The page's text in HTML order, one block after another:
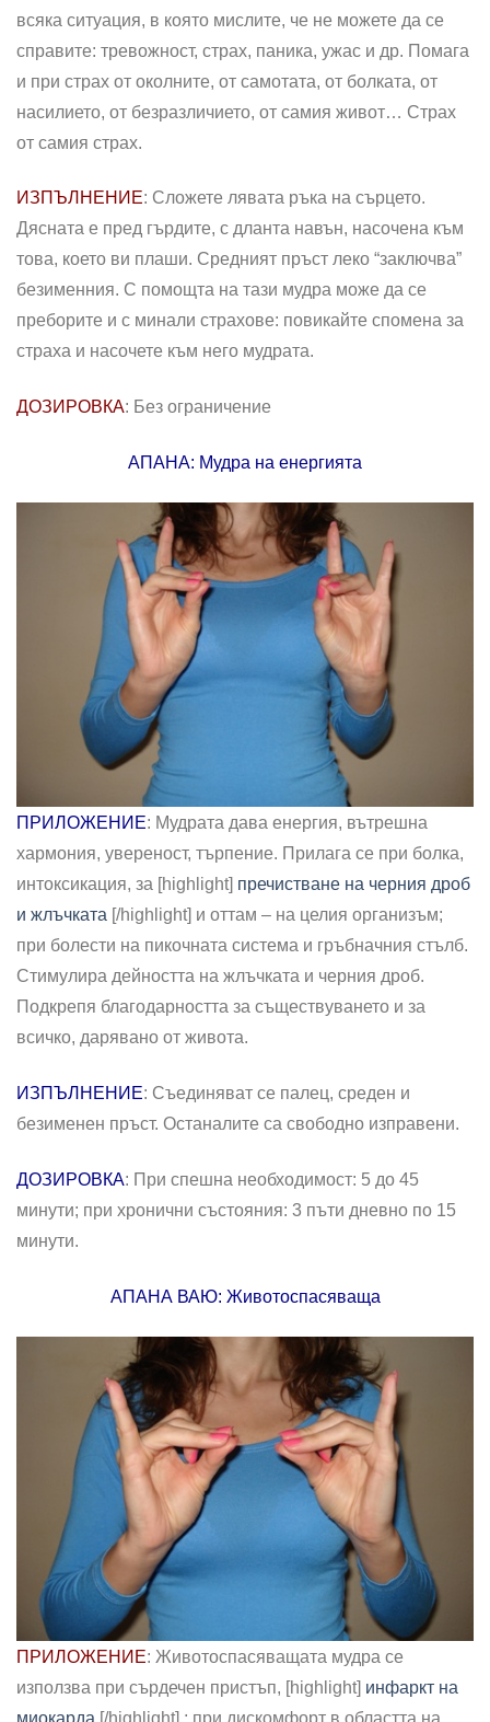
всяка ситуация, в която мислите, че не можете да се
справите: тревожност, страх, паника, ужас и др. Помага
и при страх от околните, от самотата, от болката, от
насилието, от безразличието, от самия живот… Страх
от самия страх.
ИЗПЪЛНЕНИЕ: Сложете лявата ръка на сърцето.
Дясната е пред гърдите, с дланта навън, насочена към
това, което ви плаши. Средният пръст леко “заключва”
безименния. С помощта на тази мудра може да се
преборите и с минали страхове: повикайте спомена за
страха и насочете към него мудрата.
ДОЗИРОВКА: Без ограничение
AПАНА: Мудра на енергията
ПРИЛОЖЕНИЕ: Мудрата дава енергия, вътрешна
хармония, увереност, търпение. Прилага се при болка,
интоксикация, за [highlight] пречистване на черния дроб
и жлъчката [/highlight] и оттам – на целия организъм;
при болести на пикочната система и гръбначния стълб.
Стимулира дейността на жлъчката и черния дроб.
Подкрепя благодарността за съществуването и за
всичко, дарявано от живота.
ИЗПЪЛНЕНИЕ: Съединяват се палец, среден и
безименен пръст. Останалите са свободно изправени.
ДОЗИРОВКА: При спешна необходимост: 5 до 45
минути; при хронични състояния: 3 пъти дневно по 15
минути.
АПАНА ВАЮ: Животоспасяваща
ПРИЛОЖЕНИЕ: Животоспасяващата мудра се
използва при сърдечен пристъп, [highlight] инфаркт на
миокарда [/highlight] ; при дискомфорт в областта на